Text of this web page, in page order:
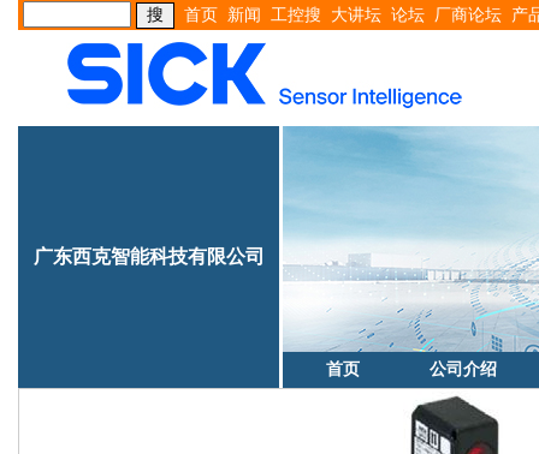
首页 新闻 工控搜 大讲坛 论坛 厂商论坛 产
广东西克智能科技有限公司
首页 公司介绍